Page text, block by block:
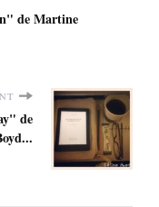
de Martine
de